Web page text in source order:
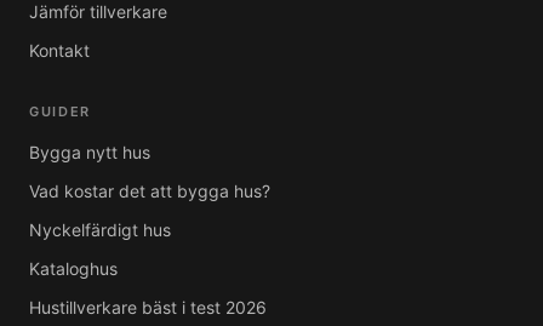
Jämför tillverkare
Kontakt
GUIDER
Bygga nytt hus
Vad kostar det att bygga hus?
Nyckelfärdigt hus
Kataloghus
Hustillverkare bäst i test 2026